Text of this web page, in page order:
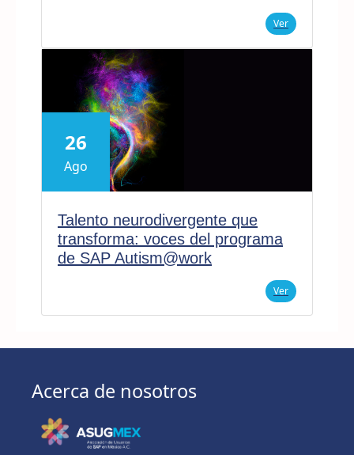
Ver
26
Ago
Talento neurodivergente que
transforma: voces del programa
de SAP Autism@work
Ver
Acerca de nosotros